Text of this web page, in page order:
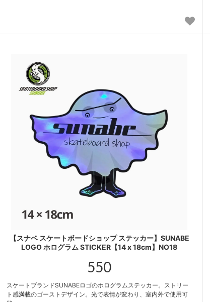
【スナベ スケートボードショップ ステッカー】SUNABE
LOGO ホログラム STICKER【14 x 18cm】NO18
550
スケートブランドSUNABEロゴのホログラムステッカー。ストリー
ト感満載のゴーストデザイン。光で表情が変わり、室内外で使用可